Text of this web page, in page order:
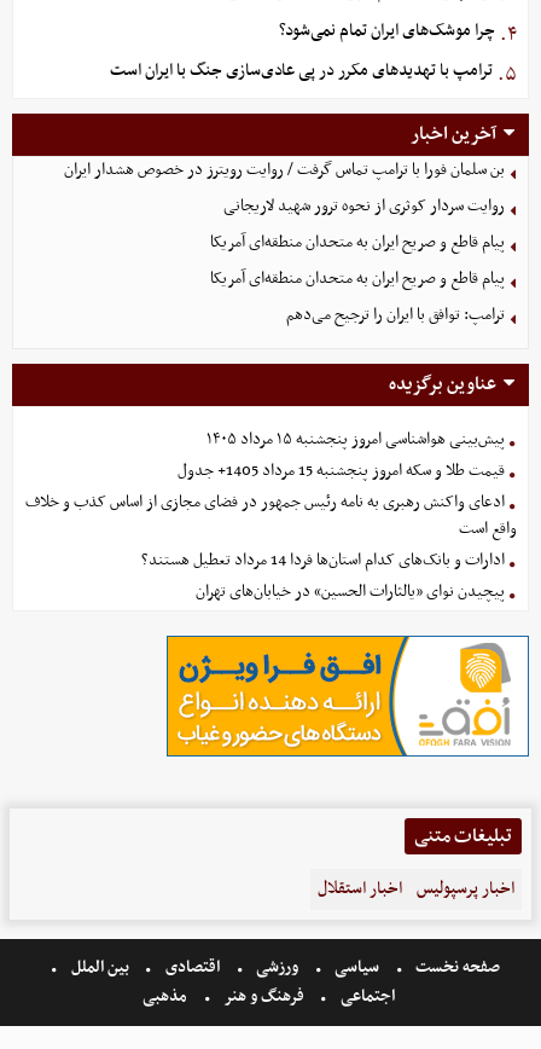
۴. چرا موشک‌های ایران تمام نمی‌شود؟
۵. ترامپ با تهدیدهای مکرر در پی عادی‌سازی جنگ با ایران است
آخرین اخبار
بن سلمان فورا با ترامپ تماس گرفت / روایت رویترز در خصوص هشدار ایران
روایت سردار کوثری از نحوه ترور شهید لاریجانی
پیام قاطع و صریح ایران به متحدان منطقه‌ای آمریکا
پیام قاطع و صریح ایران به متحدان منطقه‌ای آمریکا
ترامپ: توافق با ایران را ترجیح می‌دهم
عناوین برگزیده
پیش‌بینی هواشناسی امروز پنجشنبه ۱۵ مرداد ۱۴۰۵
قیمت طلا و سکه امروز پنجشنبه 15 مرداد 1405+ جدول
ادعای واکنش رهبری به نامه رئیس جمهور در فضای مجازی از اساس کذب و خلاف
واقع است
ادارات و بانک‌های کدام استان‌ها فردا 14 مرداد تعطیل هستند؟
پیچیدن نوای «یالثارات الحسین» در خیابان‌های تهران
تبلیغات متنی
اخبار پرسپولیس اخبار استقلال
صفحه نخست سیاسی ورزشی اقتصادی
بین الملل
اجتماعی
فرهنگ و هنر مذهبی